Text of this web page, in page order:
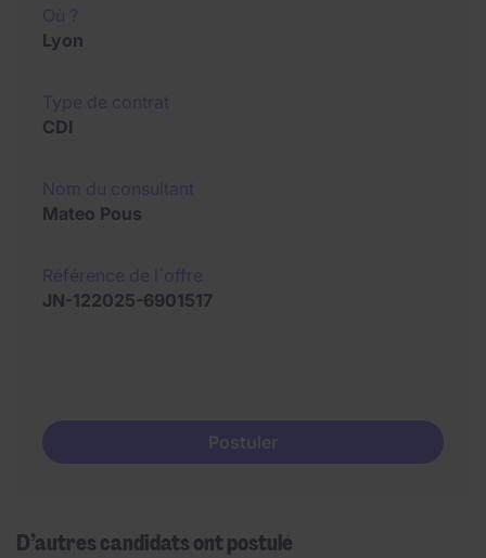
Lyon
CDI
Mateo Pous
JN-122025-6901517
Postuler
D’autres candidats ont postulé